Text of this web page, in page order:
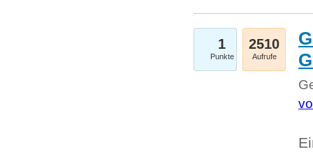
1
Punkte
2510
Aufrufe